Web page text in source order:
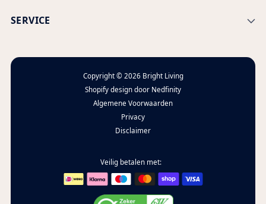
SERVICE
Copyright © 2026 Bright Living
Shopify design door Nedfinity
Algemene Voorwaarden
Privacy
Disclaimer
Veilig betalen met: